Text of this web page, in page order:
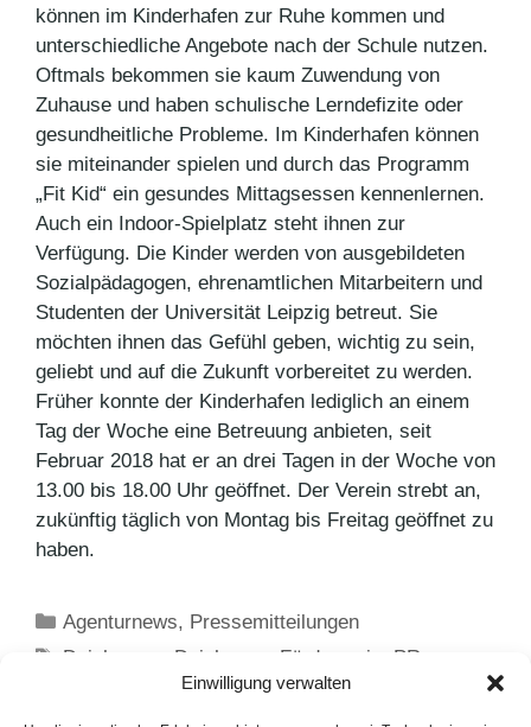
Einwilligung verwalten
können im Kinderhafen zur Ruhe kommen und
unterschiedliche Angebote nach der Schule nutzen.
Oftmals bekommen sie kaum Zuwendung von
Zuhause und haben schulische Lerndefizite oder
gesundheitliche Probleme. Im Kinderhafen können
sie miteinander spielen und durch das Programm
„Fit Kid“ ein gesundes Mittagsessen kennenlernen.
Auch ein Indoor-Spielplatz steht ihnen zur
Verfügung. Die Kinder werden von ausgebildeten
Sozialpädagogen, ehrenamtlichen Mitarbeitern und
Studenten der Universität Leipzig betreut. Sie
möchten ihnen das Gefühl geben, wichtig zu sein,
geliebt und auf die Zukunft vorbereitet zu werden.
Früher konnte der Kinderhafen lediglich an einem
Tag der Woche eine Betreuung anbieten, seit
Februar 2018 hat er an drei Tagen in der Woche von
13.00 bis 18.00 Uhr geöffnet. Der Verein strebt an,
zukünftig täglich von Montag bis Freitag geöffnet zu
haben.
Kategorien
Agenturnews, Pressemitteilungen
Schlagwörter
Deichmann Deichmann Förderpreis
PR-